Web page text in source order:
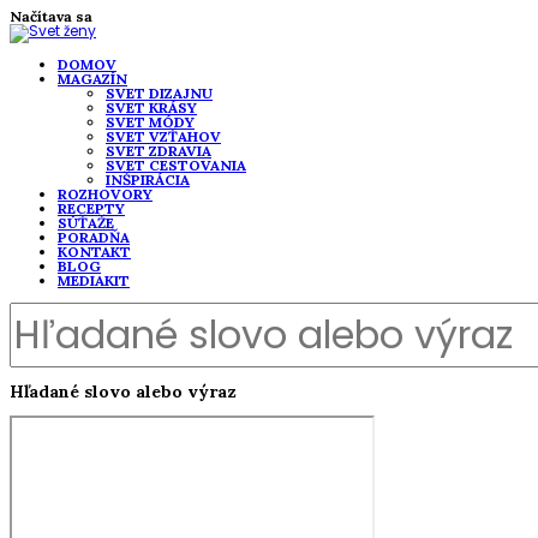
Načítava sa
DOMOV
MAGAZÍN
SVET DIZAJNU
SVET KRÁSY
SVET MÓDY
SVET VZŤAHOV
SVET ZDRAVIA
SVET CESTOVANIA
INŠPIRÁCIA
ROZHOVORY
RECEPTY
SÚŤAŽE
PORADŇA
KONTAKT
BLOG
MEDIAKIT
Hľadané slovo alebo výraz